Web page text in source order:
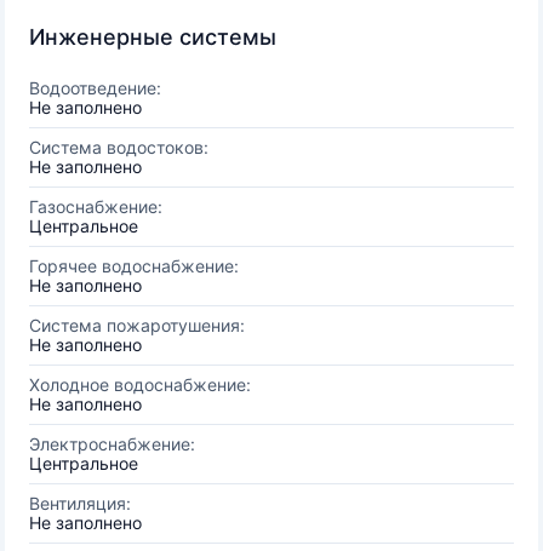
Инженерные системы
Водоотведение:
Не заполнено
Система водостоков:
Не заполнено
Газоснабжение:
Центральное
Горячее водоснабжение:
Не заполнено
Система пожаротушения:
Не заполнено
Холодное водоснабжение:
Не заполнено
Электроснабжение:
Центральное
Вентиляция:
Не заполнено